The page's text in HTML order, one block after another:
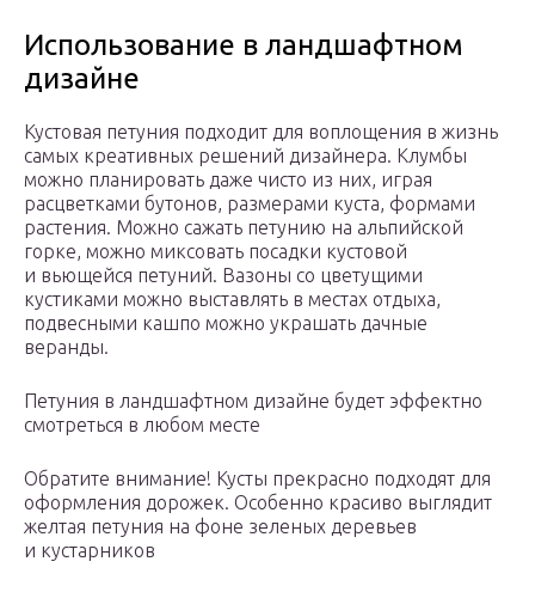
Использование в ландшафтном
дизайне
Кустовая петуния подходит для воплощения в жизнь
самых креативных решений дизайнера. Клумбы
можно планировать даже чисто из них, играя
расцветками бутонов, размерами куста, формами
растения. Можно сажать петунию на альпийской
горке, можно миксовать посадки кустовой
и вьющейся петуний. Вазоны со цветущими
кустиками можно выставлять в местах отдыха,
подвесными кашпо можно украшать дачные
веранды.
Петуния в ландшафтном дизайне будет эффектно
смотреться в любом месте
Обратите внимание! Кусты прекрасно подходят для
оформления дорожек. Особенно красиво выглядит
желтая петуния на фоне зеленых деревьев
и кустарников